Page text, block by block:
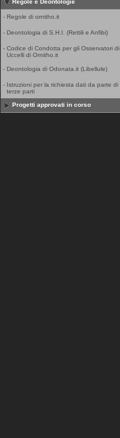
Regole e Deontologie
- Regole di ornitho.it
- Deontologia di S.H.I. (Rettili e Anfibi)
- Codice di Condotta per gli Osservatori di
Uccelli di Ornitho.it
- Deontologia di Odonata.it (Libellule)
- Istruzioni per la richiesta dati da parte di
terze parti
Progetti approvati in corso